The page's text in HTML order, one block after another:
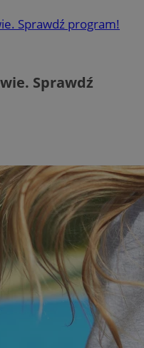
Sprawdź program!
Sprawdź